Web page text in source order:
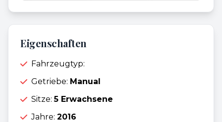
Eigenschaften
Fahrzeugtyp:
Getriebe: Manual
Sitze:5 Erwachsene
Jahre: 2016